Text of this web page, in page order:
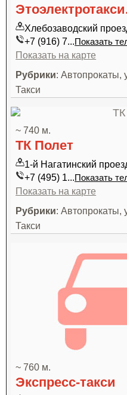
Хлебозаводский
+7 (916) 7...Показать
Показать на карте
Рубрики: Автопрокаты,
Такси
~ 740 м.
ТК Полет
1-й Нагатинский
+7 (495) 1...Показать
Показать на карте
Рубрики: Автопрокаты,
Такси
~ 760 м.
Экспресс-такси